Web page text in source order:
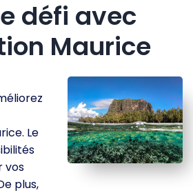
défi avec
Maurice
Le
vos
plus,